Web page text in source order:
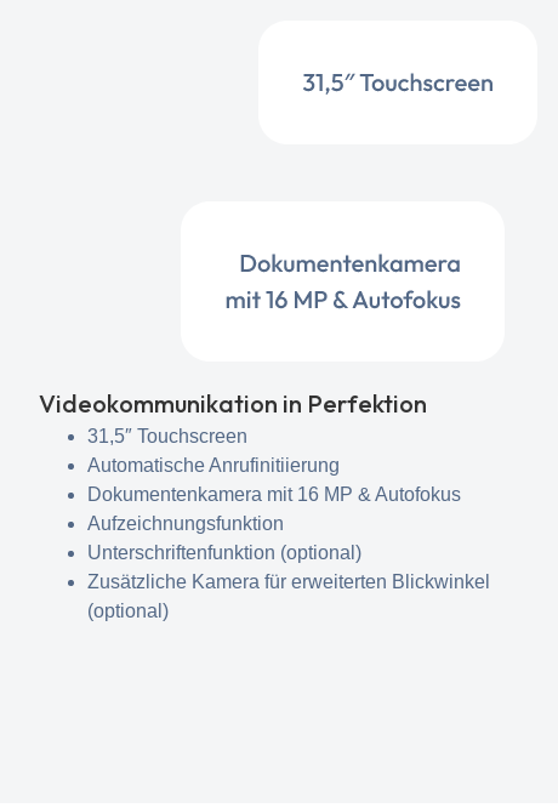
Videokommunikation in Perfektion
31,5″ Touchscreen
Automatische Anrufinitiierung
Dokumentenkamera mit 16 MP & Autofokus
Aufzeichnungsfunktion
Unterschriftenfunktion (optional)
Zusätzliche Kamera für erweiterten Blickwinkel
(optional)